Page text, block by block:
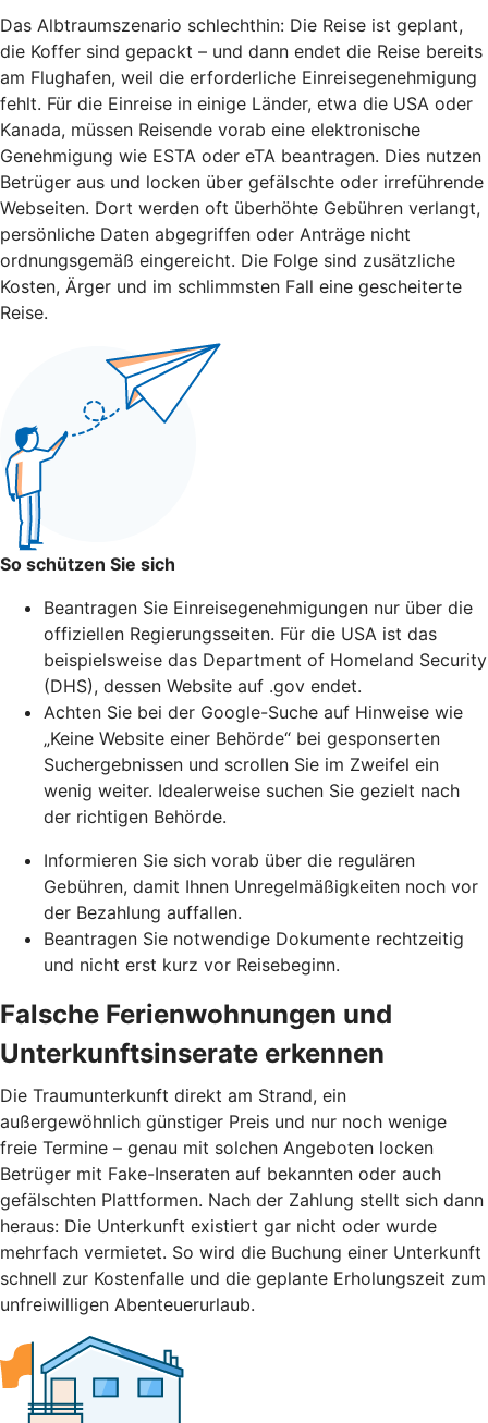
Das Albtraumszenario schlechthin: Die Reise ist geplant,
die Koffer sind gepackt – und dann endet die Reise bereits
am Flughafen, weil die erforderliche Einreisegenehmigung
fehlt. Für die Einreise in einige Länder, etwa die USA oder
Kanada, müssen Reisende vorab eine elektronische
Genehmigung wie ESTA oder eTA beantragen. Dies nutzen
Betrüger aus und locken über gefälschte oder irreführende
Webseiten. Dort werden oft überhöhte Gebühren verlangt,
persönliche Daten abgegriffen oder Anträge nicht
ordnungsgemäß eingereicht. Die Folge sind zusätzliche
Kosten, Ärger und im schlimmsten Fall eine gescheiterte
Reise.
So schützen Sie sich
Beantragen Sie Einreisegenehmigungen nur über die
offiziellen Regierungsseiten. Für die USA ist das
beispielsweise das Department of Homeland Security
(DHS), dessen Website auf .gov endet.
Achten Sie bei der Google-Suche auf Hinweise wie
„Keine Website einer Behörde“ bei gesponserten
Suchergebnissen und scrollen Sie im Zweifel ein
wenig weiter. Idealerweise suchen Sie gezielt nach
der richtigen Behörde.
Informieren Sie sich vorab über die regulären
Gebühren, damit Ihnen Unregelmäßigkeiten noch vor
der Bezahlung auffallen.
Beantragen Sie notwendige Dokumente rechtzeitig
und nicht erst kurz vor Reisebeginn.
Falsche Ferienwohnungen und
Unterkunftsinserate erkennen
Die Traumunterkunft direkt am Strand, ein
außergewöhnlich günstiger Preis und nur noch wenige
freie Termine – genau mit solchen Angeboten locken
Betrüger mit Fake-Inseraten auf bekannten oder auch
gefälschten Plattformen. Nach der Zahlung stellt sich dann
heraus: Die Unterkunft existiert gar nicht oder wurde
mehrfach vermietet. So wird die Buchung einer Unterkunft
schnell zur Kostenfalle und die geplante Erholungszeit zum
unfreiwilligen Abenteuerurlaub.